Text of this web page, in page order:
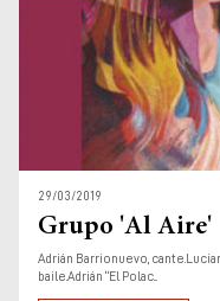
29/03/2019
Grupo 'Al Aire'
Adrián Barrionuevo,
baile.Adrián “El Polac...